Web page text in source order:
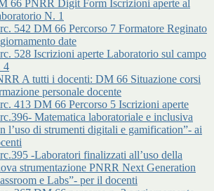
66 PNRR Digit Form Iscrizioni aperte al
N. 1
542 DM 66 Percorso 7 Formatore Reginato
date
528 Iscrizioni aperte Laboratorio sul campo
4
A tutti i docenti: DM 66 Situazione corsi
personale docente
413 DM 66 Percorso 5 Iscrizioni aperte
Matematica laboratoriale e inclusiva
l’uso di strumenti digitali e gamification”- ai
-Laboratori finalizzati all’uso della
strumentazione PNRR Next Generation
e Labs”- per il docenti